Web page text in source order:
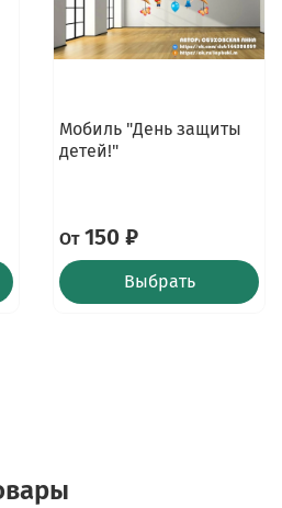
Мобиль "День защиты
детей!"
От150 ₽
Выбрать